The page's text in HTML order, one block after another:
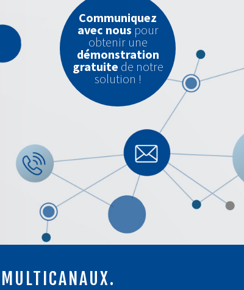
Communiquez
avec nous pour
obtenir une
démonstration
gratuite de notre
solution !